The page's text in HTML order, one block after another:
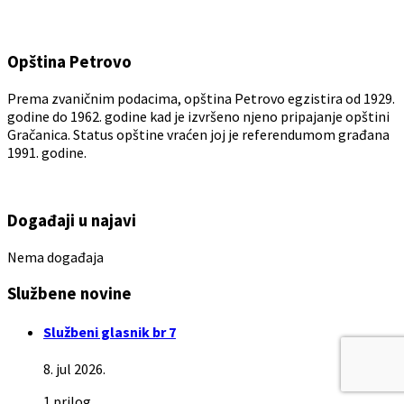
Opština Petrovo
Prema zvaničnim podacima, opština Petrovo egzistira od 1929.
godine do 1962. godine kad je izvršeno njeno pripajanje opštini
Gračanica. Status opštine vraćen joj je referendumom građana
1991. godine.
Događaji u najavi
Nema događaja
Službene novine
Službeni glasnik br 7
8. jul 2026.